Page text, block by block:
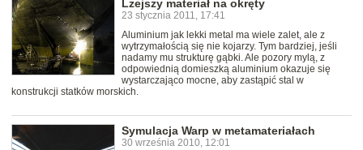
Lżejszy materiał na okręty
23 stycznia 2011, 17:41
Aluminium jak lekki metal ma wiele zalet, ale z
wytrzymałością się nie kojarzy. Tym bardziej, jeśli
nadamy mu strukturę gąbki. Ale pozory mylą, z
odpowiednią domieszką aluminium okazuje się
wystarczająco mocne, aby zastąpić stal w
konstrukcji statków morskich.
Symulacja Warp w metamateriałach
30 września 2010, 12:01